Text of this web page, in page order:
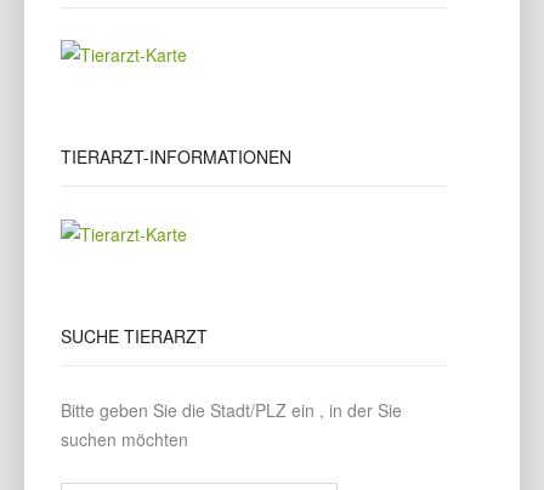
TIERARZT-INFORMATIONEN
SUCHE TIERARZT
Bitte geben Sie die Stadt/PLZ ein , in der Sie
suchen möchten